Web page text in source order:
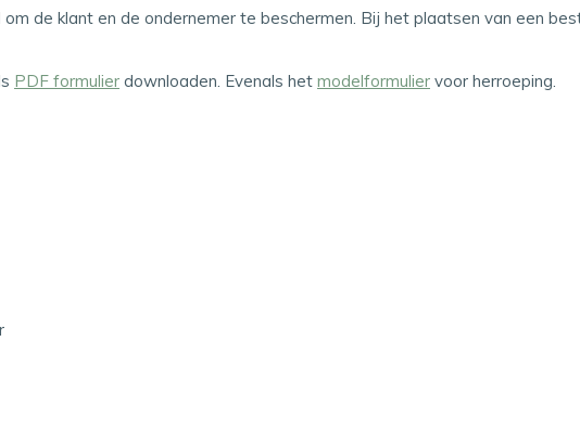
de klant en de ondernemer te beschermen. Bij het plaatsen van een
PDF formulier downloaden. Evenals het modelformulier voor herroeping.